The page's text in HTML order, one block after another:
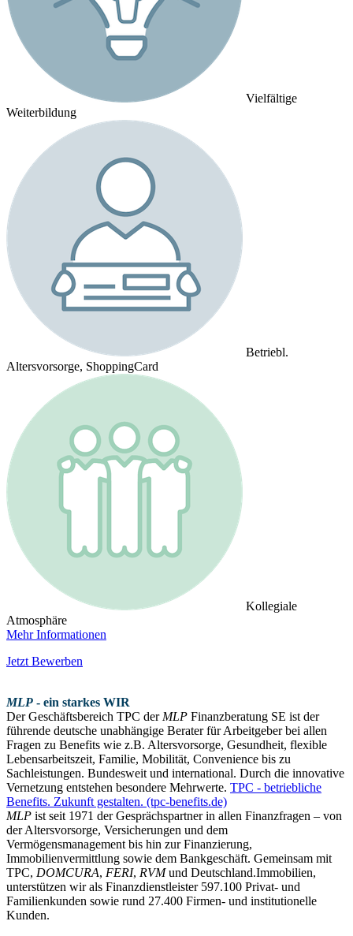
Vielfältige
Weiterbildung
Betriebl.
Altersvorsorge, ShoppingCard
Kollegiale
Atmosphäre
Mehr Informationen
Jetzt Bewerben
MLP - ein starkes WIR
Der Geschäftsbereich TPC der MLP Finanzberatung SE ist der
führende deutsche unabhängige Berater für Arbeitgeber bei allen
Fragen zu Benefits wie z.B. Altersvorsorge, Gesundheit, flexible
Lebensarbeitszeit, Familie, Mobilität, Convenience bis zu
Sachleistungen. Bundesweit und international. Durch die innovative
Vernetzung entstehen besondere Mehrwerte. TPC - betriebliche
Benefits. Zukunft gestalten. (tpc-benefits.de)
MLP ist seit 1971 der Gesprächspartner in allen Finanzfragen – von
der Altersvorsorge, Versicherungen und dem
Vermögensmanagement bis hin zur Finanzierung,
Immobilienvermittlung sowie dem Bankgeschäft. Gemeinsam mit
TPC, DOMCURA, FERI, RVMund Deutschland.Immobilien,
unterstützen wir als Finanzdienstleister 597.100 Privat- und
Familienkunden sowie rund 27.400 Firmen- und institutionelle
Kunden.